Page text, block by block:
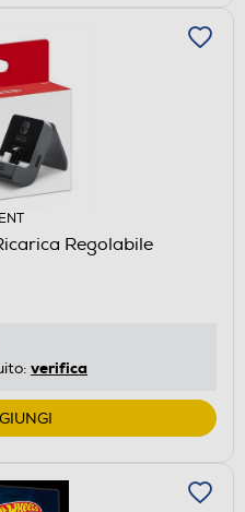
Regolabile
verifica